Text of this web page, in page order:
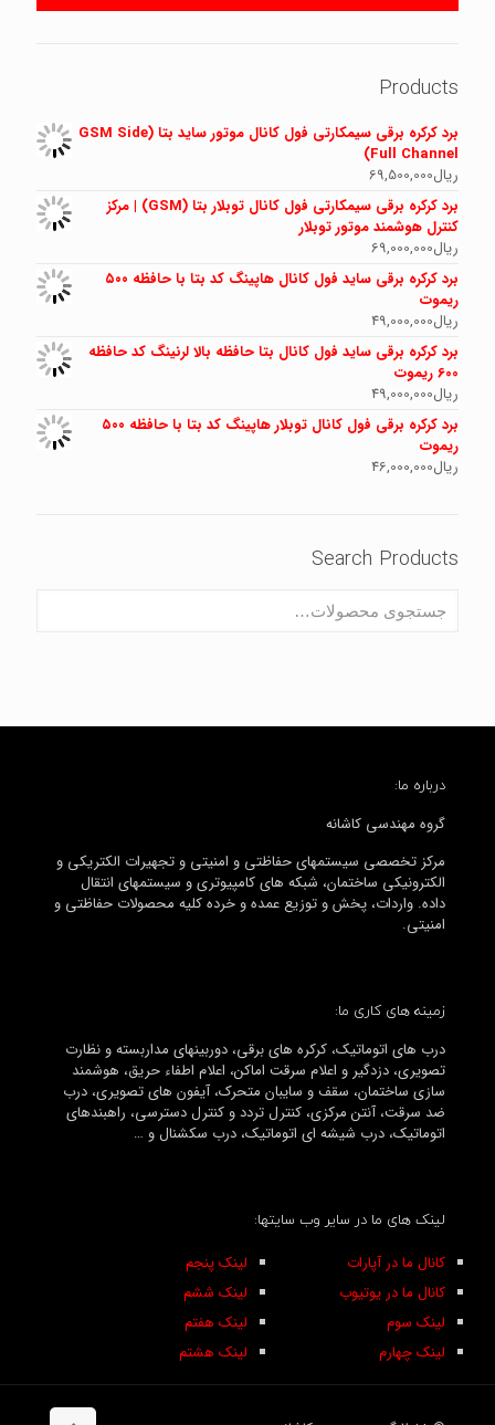
Products
برد کرکره برقی سیمکارتی فول کانال موتور ساید بتا (GSM Side
Full Channel)
ریال69,500,000
برد کرکره برقی سیمکارتی فول کانال توبلار بتا (GSM) | مرکز
کنترل هوشمند موتور توبلار
ریال69,000,000
برد کرکره برقی ساید فول کانال هاپینگ کد بتا با حافظه ۵۰۰
ریموت
ریال49,000,000
برد کرکره برقی ساید فول کانال بتا حافظه بالا لرنینگ کد حافظه
600 ریموت
ریال49,000,000
برد کرکره برقی فول کانال توبلار هاپینگ کد بتا با حافظه ۵۰۰
ریموت
ریال46,000,000
Search Products
درباره ما:
گروه مهندسی کاشانه
مرکز تخصصی سیستمهای حفاظتی و امنیتی و تجهیرات الکتریکی و
الکترونیکی ساختمان، شبکه های کامپیوتری و سیستمهای انتقال
داده. واردات، پخش و توزیع عمده و خرده کلیه محصولات حفاظتی و
امنیتی.
زمینه های کاری ما:
درب های اتوماتیک، کرکره های برقی، دوربینهای مداربسته و نظارت
تصویری، دزدگیر و اعلام سرقت اماکن، اعلام اطفاء حریق، هوشمند
سازی ساختمان، سقف و سایبان متحرک، آیفون های تصویری، درب
ضد سرقت، آنتن مرکزی، کنترل تردد و کنترل دسترسی، راهبندهای
اتوماتیک، درب شیشه ای اتوماتیک، درب سکشنال و …
لینک های ما در سایر وب سایتها:
لینک پنجم
لینک ششم
لینک هفتم
لینک هشتم
کانال ما در آپارات
کانال ما در یوتیوب
لینک سوم
لینک چهارم